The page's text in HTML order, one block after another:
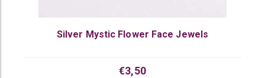
Silver Mystic Flower Face Jewels
€3,50